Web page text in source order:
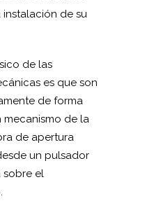
de su
de las
es que son
de forma
de la
de apertura
un pulsador
sobre el